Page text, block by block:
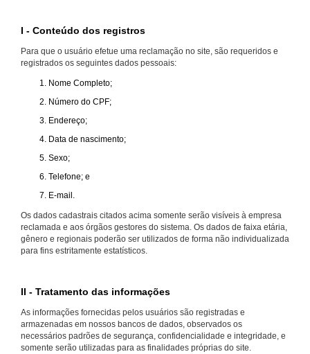
I - Conteúdo dos registros
Para que o usuário efetue uma reclamação no site, são requeridos e
registrados os seguintes dados pessoais:
Nome Completo;
Número do CPF;
Endereço;
Data de nascimento;
Sexo;
Telefone; e
E-mail.
Os dados cadastrais citados acima somente serão visíveis à empresa
reclamada e aos órgãos gestores do sistema. Os dados de faixa etária,
gênero e regionais poderão ser utilizados de forma não individualizada
para fins estritamente estatísticos.
II - Tratamento das informações
As informações fornecidas pelos usuários são registradas e
armazenadas em nossos bancos de dados, observados os
necessários padrões de segurança, confidencialidade e integridade, e
somente serão utilizadas para as finalidades próprias do site.